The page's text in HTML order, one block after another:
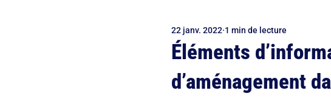
Culture Démocratie
Environnement Europe Evénement
Éléments
d’aménagement
22 janv. 2022 1 min de lecture